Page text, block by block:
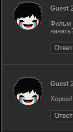
Guest
Фильм
Guest